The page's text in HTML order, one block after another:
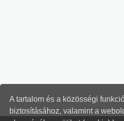
A tartalom és a közösségi
biztosításához, valamint a